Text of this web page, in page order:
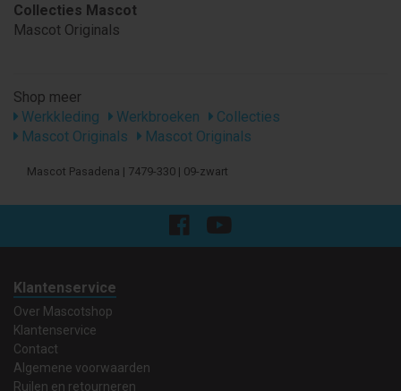
Collecties Mascot
Mascot Originals
Shop meer
Werkkleding
Werkbroeken
Collecties
Mascot Originals
Mascot Originals
Mascot Pasadena | 7479-330 | 09-zwart
Klantenservice
Over Mascotshop
Klantenservice
Contact
Algemene voorwaarden
Ruilen en retourneren